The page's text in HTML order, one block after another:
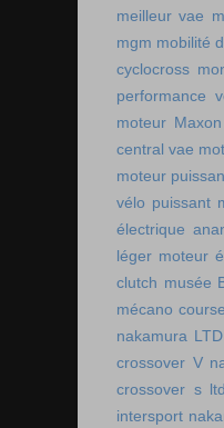
meilleur vae
mgm mobilité
cyclocross
performance
moteur Maxon
central vae
moteur
vélo puissant
électrique
léger moteur
clutch musée
mécano
nakamura LTD
crossover V
crossover s ltd
intersport